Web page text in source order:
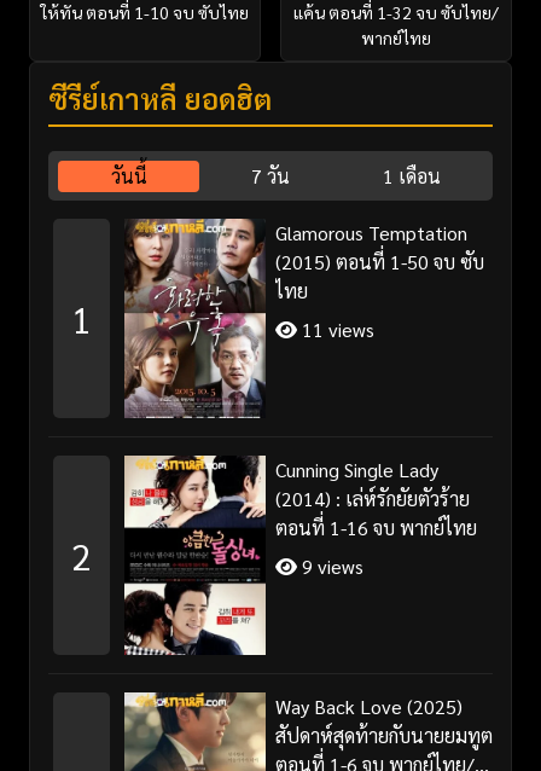
ให้ทัน ตอนที่ 1-10 จบ ซับไทย
แค้น ตอนที่ 1-32 จบ ซับไทย/
พากย์ไทย
ซีรี่ย์เกาหลี ยอดฮิต
วันนี้ 7 วัน 1 เดือน
1
Glamorous Temptation
(2015) ตอนที่ 1-50 จบ ซับ
ไทย
11 views
2
Cunning Single Lady
(2014) : เล่ห์รักยัยตัวร้าย
ตอนที่ 1-16 จบ พากย์ไทย
9 views
Way Back Love (2025)
สัปดาห์สุดท้ายกับนายยมทูต
ตอนที่ 1-6 จบ พากย์ไทย/